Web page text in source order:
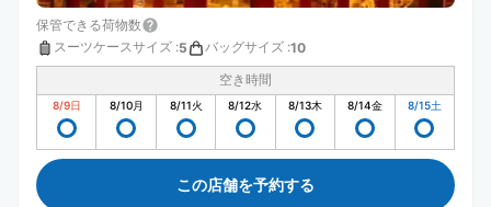
保管できる荷物数
スーツケースサイズ :5 バッグサイズ :10
空き時間
8/9日 8/10月 8/11火 8/12水 8/13木 8/14金 8/15土
この店舗を予約する